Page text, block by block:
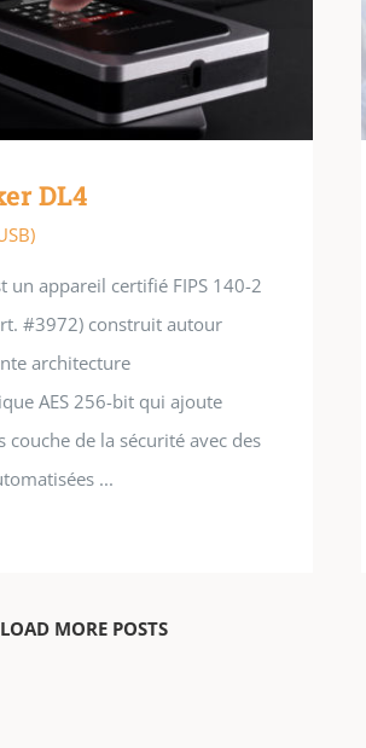
DL4
un appareil certifié FIPS 140-2
#3972) construit autour
architecture
AES 256-bit qui ajoute
couche de la sécurité avec des
...
LOAD MORE POSTS